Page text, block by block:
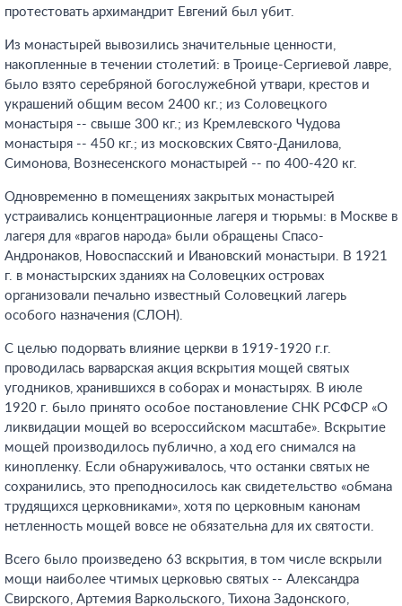
протестовать архимандрит Евгений был убит.
Из монастырей вывозились значительные ценности,
накопленные в течении столетий: в Троице-Сергиевой лавре,
было взято серебряной богослужебной утвари, крестов и
украшений общим весом 2400 кг.; из Соловецкого
монастыря -- свыше 300 кг.; из Кремлевского Чудова
монастыря -- 450 кг.; из московских Свято-Данилова,
Симонова, Вознесенского монастырей -- по 400-420 кг.
Одновременно в помещениях закрытых монастырей
устраивались концентрационные лагеря и тюрьмы: в Москве в
лагеря для «врагов народа» были обращены Спасо-
Андронаков, Новоспасский и Ивановский монастыри. В 1921
г. в монастырских зданиях на Соловецких островах
организовали печально известный Соловецкий лагерь
особого назначения (СЛОН).
С целью подорвать влияние церкви в 1919-1920 г.г.
проводилась варварская акция вскрытия мощей святых
угодников, хранившихся в соборах и монастырях. В июле
1920 г. было принято особое постановление СНК РСФСР «О
ликвидации мощей во всероссийском масштабе». Вскрытие
мощей производилось публично, а ход его снимался на
кинопленку. Если обнаруживалось, что останки святых не
сохранились, это преподносилось как свидетельство «обмана
трудящихся церковниками», хотя по церковным канонам
нетленность мощей вовсе не обязательна для их святости.
Всего было произведено 63 вскрытия, в том числе вскрыли
мощи наиболее чтимых церковью святых -- Александра
Свирского, Артемия Варкольского, Тихона Задонского,